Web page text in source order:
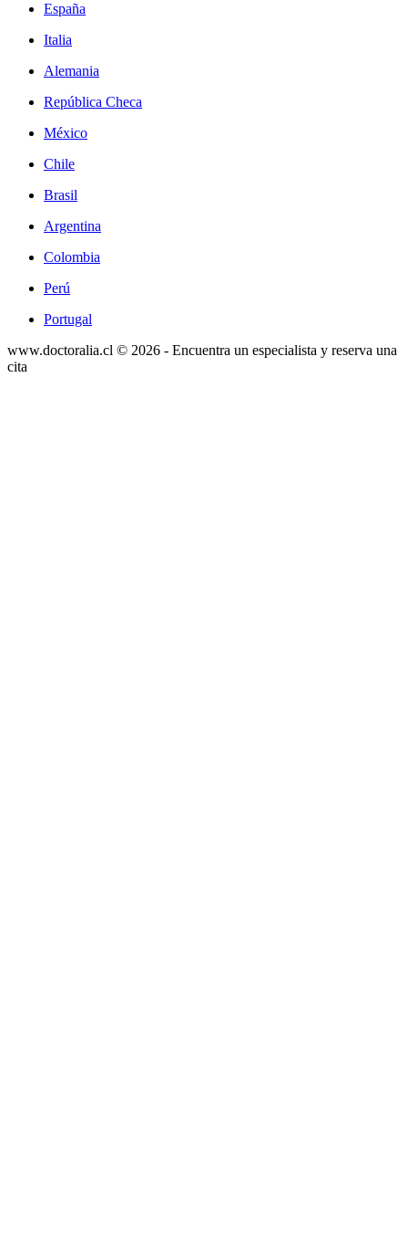
España
Italia
Alemania
República Checa
México
Chile
Brasil
Argentina
Colombia
Perú
Portugal
www.doctoralia.cl © 2026 - Encuentra un especialista y reserva una
cita